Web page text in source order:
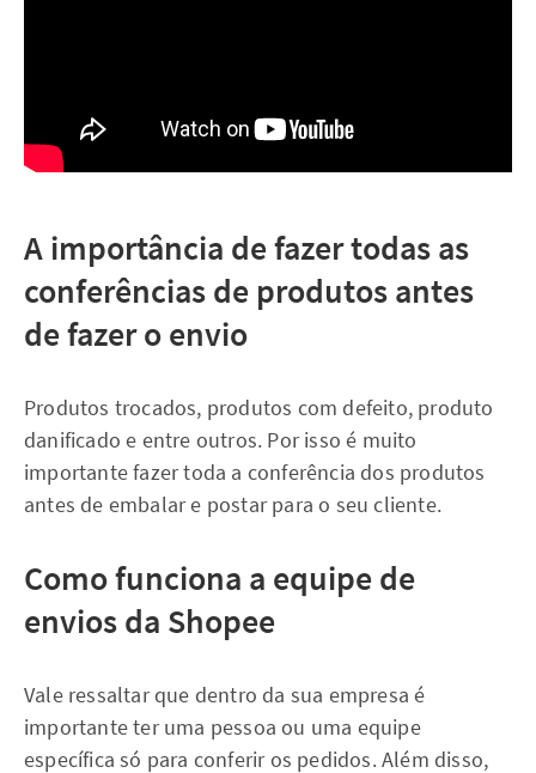
A importância de fazer todas as
conferências de produtos antes
de fazer o envio
Produtos trocados, produtos com defeito, produto
danificado e entre outros. Por isso é muito
importante fazer toda a conferência dos produtos
antes de embalar e postar para o seu cliente.
Como funciona a equipe de
envios da Shopee
Vale ressaltar que dentro da sua empresa é
importante ter uma pessoa ou uma equipe
específica só para conferir os pedidos. Além disso,